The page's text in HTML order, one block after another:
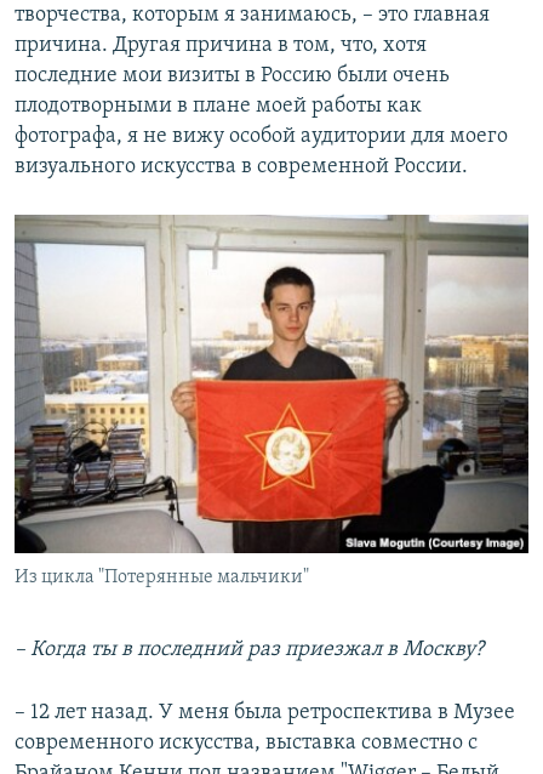
творчества, которым я занимаюсь, – это главная
причина. Другая причина в том, что, хотя
последние мои визиты в Россию были очень
плодотворными в плане моей работы как
фотографа, я не вижу особой аудитории для моего
визуального искусства в современной России.
Из цикла "Потерянные мальчики"
– Когда ты в последний раз приезжал в Москву?
– 12 лет назад. У меня была ретроспектива в Музее
современного искусства, выставка совместно с